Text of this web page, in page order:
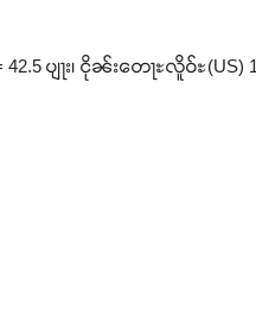
ပျႃး၊ ငိုၼ်းတေႃႊလိူဝ်ႊ(US)